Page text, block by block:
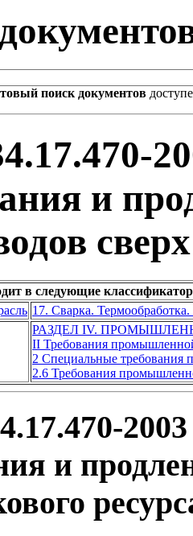
поиск документов
и
в следующие
17. Сварка.
РАЗДЕЛ IV.
II Требования
2 Специальные требования
2.6 Требования
и